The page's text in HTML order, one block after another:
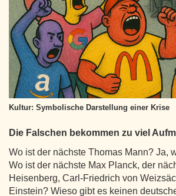
Kultur: Symbolische Darstellung einer Krise
Die Falschen bekommen zu viel
Wo ist der nächste Thomas Mann? Ja,
Wo ist der nächste Max Planck, der
Heisenberg, Carl-Friedrich von
Einstein? Wieso gibt es keinen